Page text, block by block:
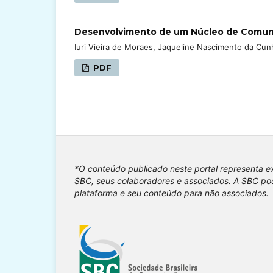
Desenvolvimento de um Núcleo de
Iuri Vieira de Moraes, Jaqueline Nascimento da
PDF
*O conteúdo publicado neste portal representa
SBC, seus colaboradores e associados. A SBC
plataforma e seu conteúdo para não associados.